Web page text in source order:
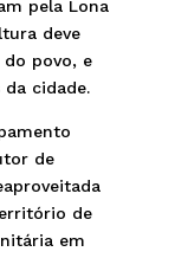
pela Lona
deve
povo, e
cidade.
de
de
em